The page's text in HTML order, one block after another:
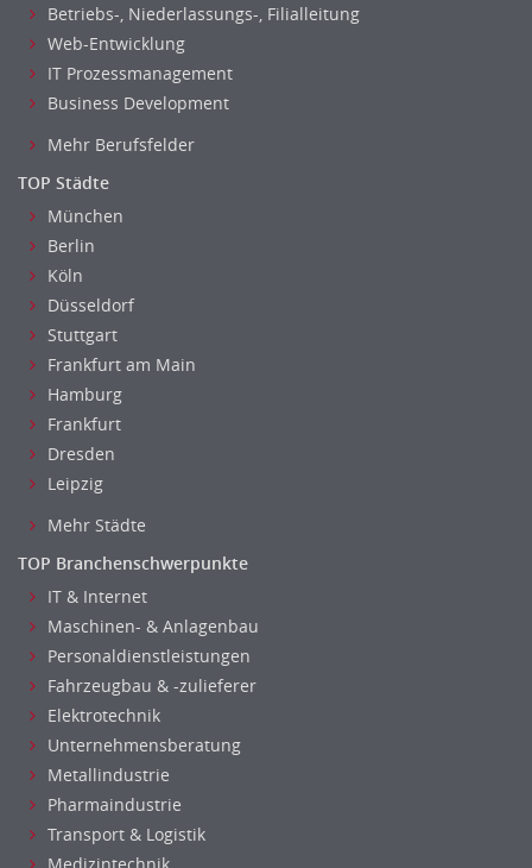
Betriebs-, Niederlassungs-, Filialleitung
Web-Entwicklung
IT Prozessmanagement
Business Development
Mehr Berufsfelder
TOP Städte
München
Berlin
Köln
Düsseldorf
Stuttgart
Frankfurt am Main
Hamburg
Frankfurt
Dresden
Leipzig
Mehr Städte
TOP Branchenschwerpunkte
IT & Internet
Maschinen- & Anlagenbau
Personaldienstleistungen
Fahrzeugbau & -zulieferer
Elektrotechnik
Unternehmensberatung
Metallindustrie
Pharmaindustrie
Transport & Logistik
Medizintechnik